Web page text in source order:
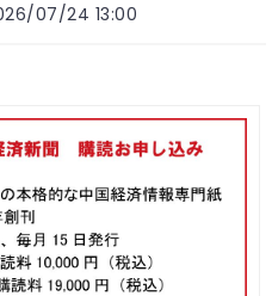
07/24 13:00